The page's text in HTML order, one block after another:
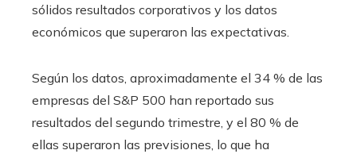
sólidos resultados corporativos y los datos
económicos que superaron las expectativas.
Según los datos, aproximadamente el 34 % de las
empresas del S&P 500 han reportado sus
resultados del segundo trimestre, y el 80 % de
ellas superaron las previsiones, lo que ha